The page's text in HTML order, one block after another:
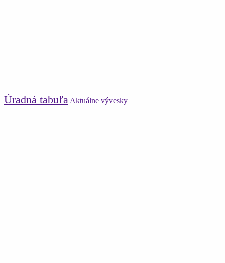
Úradná tabuľa Aktuálne vývesky